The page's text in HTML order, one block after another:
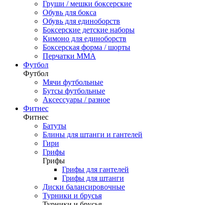
Груши / мешки боксерские
Обувь для бокса
Обувь для единоборств
Боксерские детские наборы
Кимоно для единоборств
Боксерская форма / шорты
Перчатки ММА
Футбол
Футбол
Мячи футбольные
Бутсы футбольные
Аксессуары / разное
Фитнес
Фитнес
Батуты
Блины для штанги и гантелей
Гири
Грифы
Грифы
Грифы для гантелей
Грифы для штанги
Диски балансировочные
Турники и брусья